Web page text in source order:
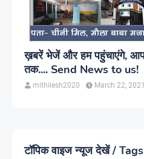
ख़बरें भेजें और हम पहुंचाएंगे, आपकी खबर को सही जगह
तक.... Send News to us!
mithilesh2020 March 22, 2021
टॉपिक वाइज न्यूज देखें / Tags